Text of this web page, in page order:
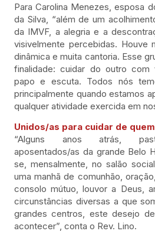
Para Carolina Menezes, esposa
da Silva, “além de um
da IMVF, a alegria e a
visivelmente percebidas. Houve
dinâmica e muita cantoria. Esse
finalidade: cuidar do outro com
papo e escuta. Todos nós
principalmente quando estamos
qualquer atividade exercida em
Unidos/as para cuidar de
“Alguns anos atrás,
aposentados/as da grande Belo
se, mensalmente, no salão
uma manhã de comunhão,
consolo mútuo, louvor a Deus,
circunstâncias diversas a que
grandes centros, este desejo
acontecer”, conta o Rev. Lino.